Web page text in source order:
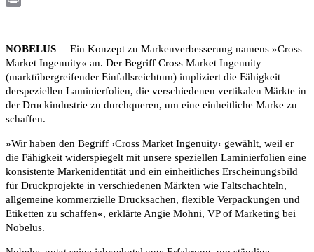
NOBELUS Ein Konzept zu Markenverbesserung namens »Cross
Market Ingenuity« an. Der Begriff Cross Market Ingenuity
(marktübergreifender Einfallsreichtum) impliziert die Fähigkeit
derspeziellen Laminierfolien, die verschiedenen vertikalen Märkte in
der Druckindustrie zu durchqueren, um eine einheitliche Marke zu
schaffen.
»Wir haben den Begriff ›Cross Market Ingenuity‹ gewählt, weil er
die Fähigkeit widerspiegelt mit unsere speziellen Laminierfolien eine
konsistente Markenidentität und ein einheitliches Erscheinungsbild
für Druckprojekte in verschiedenen Märkten wie Faltschachteln,
allgemeine kommerzielle Drucksachen, flexible Verpackungen und
Etiketten zu schaffen«, erklärte Angie Mohni, VP of Marketing bei
Nobelus.